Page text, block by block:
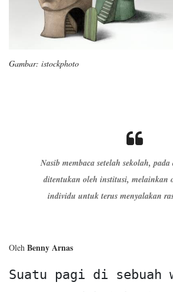
Gambar: istockphoto
Nasib membaca setelah sekolah,
ditentukan oleh institusi, melainkan
individu untuk terus menyalakan
Oleh Benny Arnas
Suatu pagi di sebuah